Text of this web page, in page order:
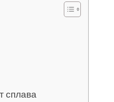
сплава